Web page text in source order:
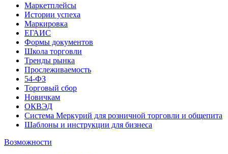
Маркетплейсы
Истории успеха
Маркировка
ЕГАИС
Формы документов
Школа торговли
Тренды рынка
Прослеживаемость
54-ФЗ
Торговый сбор
Новичкам
ОКВЭД
Система Меркурий для розничной торговли и общепита
Шаблоны и инструкции для бизнеса
Возможности